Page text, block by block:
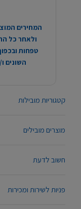
קטגוריות מובילות
מוצרים מובילים
חשוב לדעת
פניות לשירות ומכירות
המחירים
ולאחר כל
טפחות
השונים